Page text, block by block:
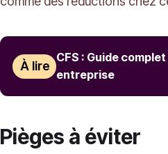
À lire
CFS : Guide
entreprise
Pièges à éviter